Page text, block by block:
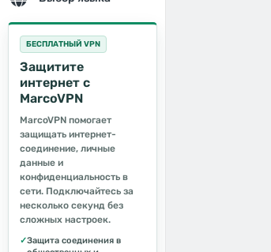
БЕСПЛАТНЫЙ VPN
Защитите
интернет с
MarcoVPN
MarcoVPN помогает
защищать интернет-
соединение, личные
данные и
конфиденциальность в
сети. Подключайтесь за
несколько секунд без
сложных настроек.
✓Защита соединения в